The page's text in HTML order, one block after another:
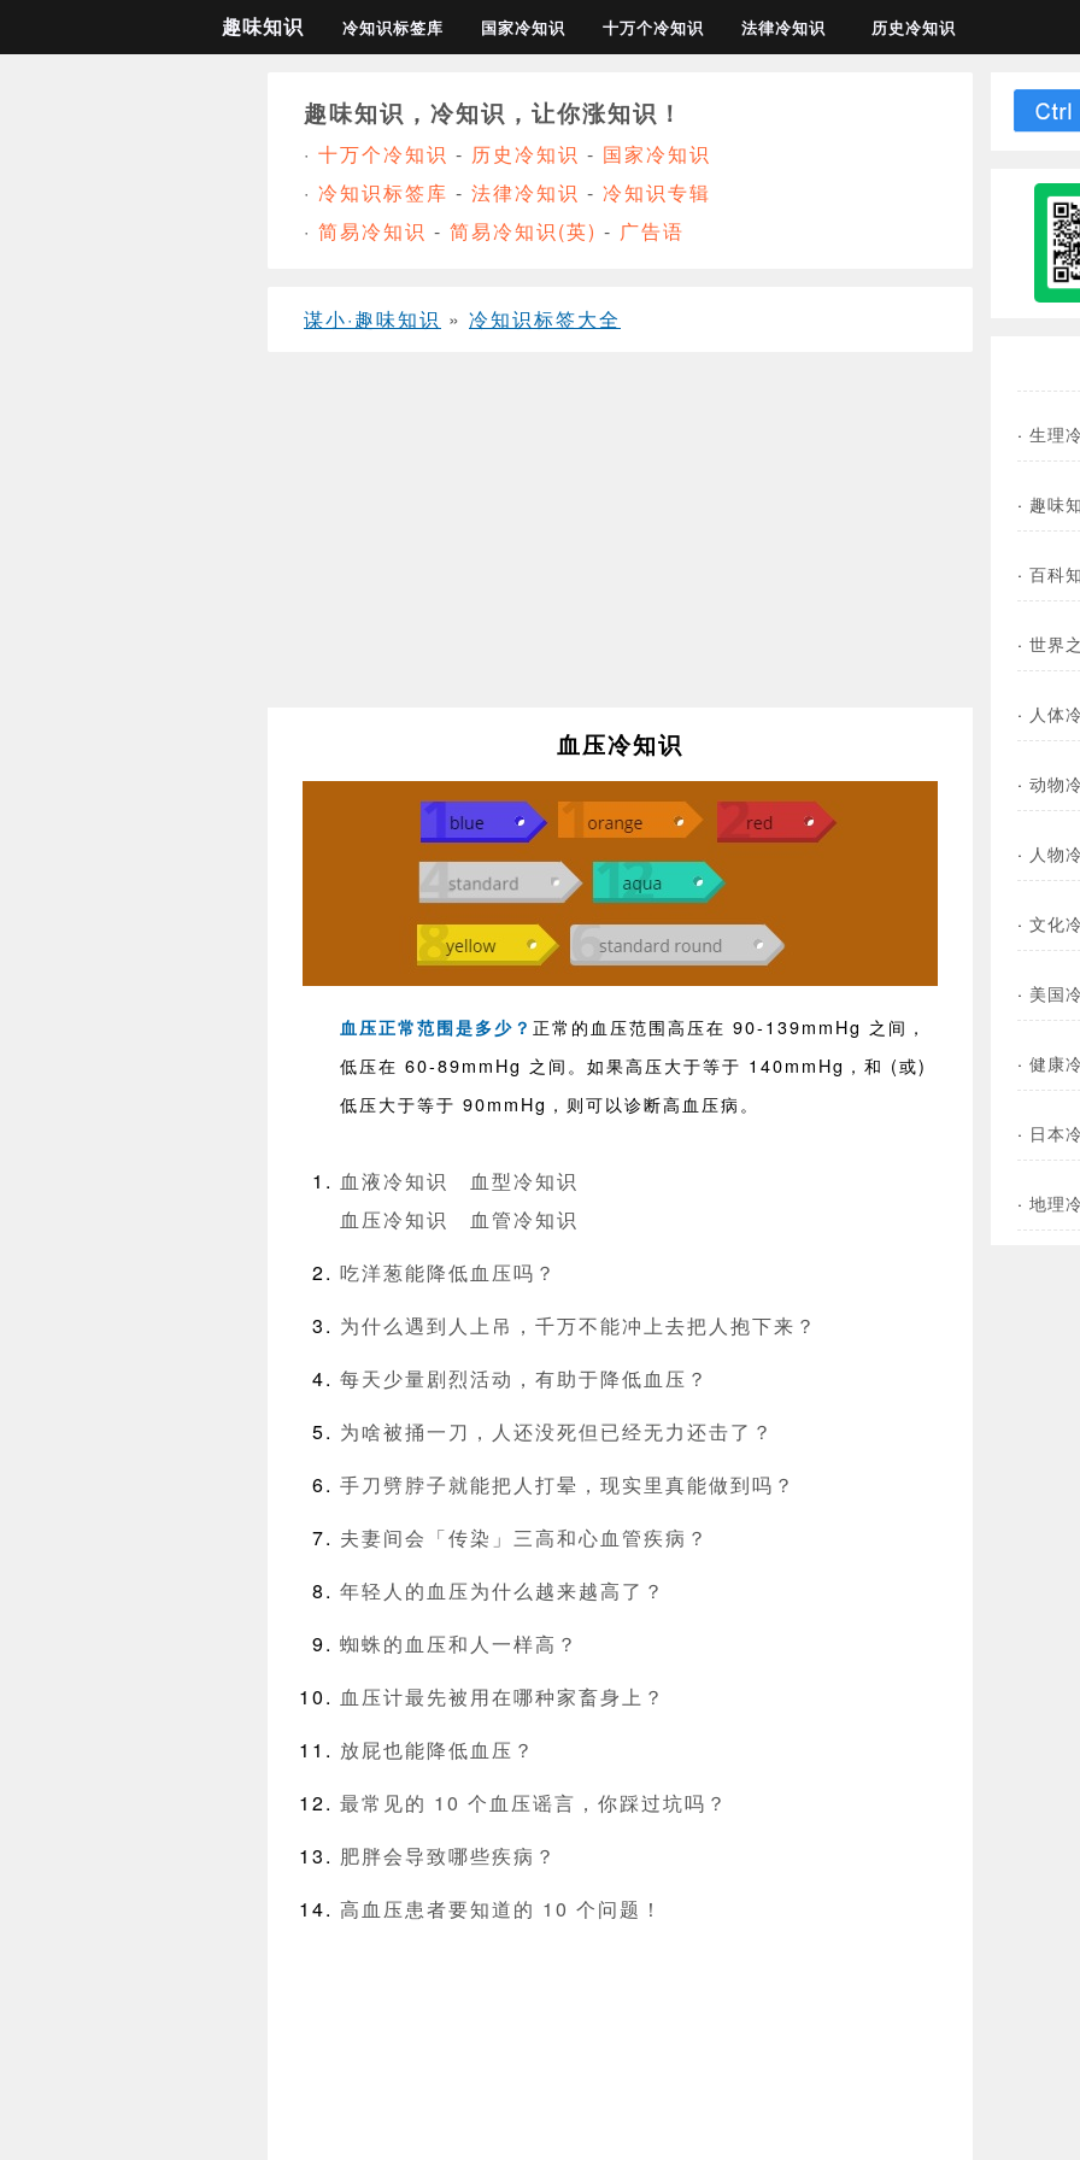
趣味知识 冷知识标签库 国家冷知识 十万个冷知识 法律冷知识 历史冷知识
趣味知识，冷知识，让你涨知识！
· 十万个冷知识 - 历史冷知识 - 国家冷知识
· 冷知识标签库 - 法律冷知识 - 冷知识专辑
· 简易冷知识 - 简易冷知识(英) - 广告语
谋小·趣味知识 » 冷知识标签大全
血压冷知识
血压正常范围是多少？ 正常的血压范围高压在 90-139mmHg 之间，
低压在 60-89mmHg 之间。如果高压大于等于 140mmHg，和 (或)
低压大于等于 90mmHg，则可以诊断高血压病。
血液冷知识
血型冷知识
血压冷知识
血管冷知识
吃洋葱能降低血压吗？
为什么遇到人上吊，千万不能冲上去把人抱下来？
每天少量剧烈活动，有助于降低血压？
为啥被捅一刀，人还没死但已经无力还击了？
手刀劈脖子就能把人打晕，现实里真能做到吗？
夫妻间会「传染」三高和心血管疾病？
年轻人的血压为什么越来越高了？
蜘蛛的血压和人一样高？
血压计最先被用在哪种家畜身上？
放屁也能降低血压？
最常见的 10 个血压谣言，你踩过坑吗？
肥胖会导致哪些疾病？
高血压患者要知道的 10 个问题！
· 生理
· 趣味
· 百科
· 世界
· 人体
· 动物
· 人物
· 文化
· 美国
· 健康
· 日本
· 地理